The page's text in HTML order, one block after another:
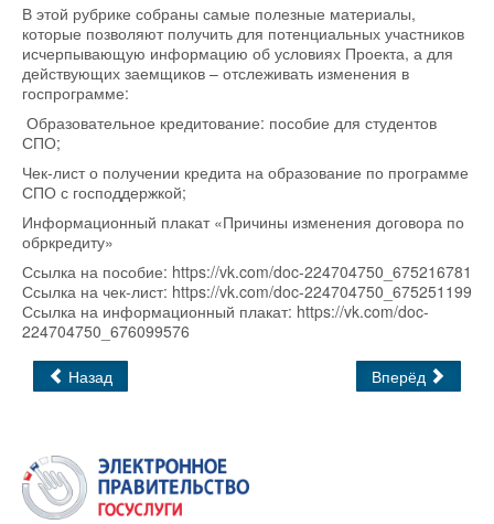
В этой рубрике собраны самые полезные материалы,
которые позволяют получить для потенциальных участников
исчерпывающую информацию об условиях Проекта, а для
действующих заемщиков – отслеживать изменения в
госпрограмме:
Образовательное кредитование: пособие для студентов
СПО;
Чек-лист о получении кредита на образование по программе
СПО с господдержкой;
Информационный плакат «Причины изменения договора по
обркредиту»
Ссылка на пособие: https://vk.com/doc-224704750_675216781
Ссылка на чек-лист: https://vk.com/doc-224704750_675251199
Ссылка на информационный плакат: https://vk.com/doc-
224704750_676099576
Назад Вперёд